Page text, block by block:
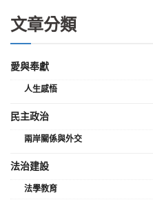
文章分類
愛與奉獻
人生感悟
民主政治
兩岸關係與外交
法治建設
法學教育